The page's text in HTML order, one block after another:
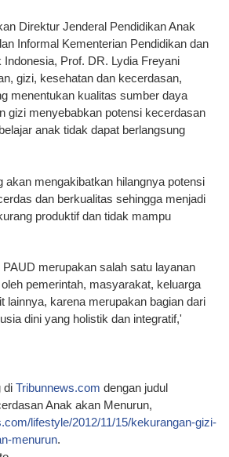
Direktur Jenderal Pendidikan Anak
Informal Kementerian Pendidikan dan
Indonesia, Prof. DR. Lydia Freyani
gizi, kesehatan dan kecerdasan,
menentukan kualitas sumber daya
gizi menyebabkan potensi kecerdasan
anak tidak dapat berlangsung
akan mengakibatkan hilangnya potensi
dan berkualitas sehingga menjadi
produktif dan tidak mampu
merupakan salah satu layanan
pemerintah, masyarakat, keluarga
lainnya, karena merupakan bagian dari
dini yang holistik dan integratif,'
di Tribunnews.com dengan judul
Anak akan Menurun,
lifestyle/2012/11/15/kekurangan-gizi-
menurun.